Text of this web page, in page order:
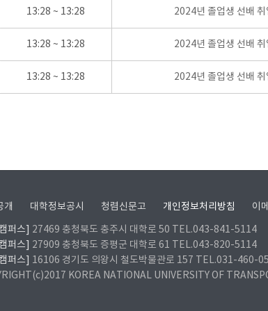
13:28 ~ 13:28 2024년 졸업생 선배
13:28 ~ 13:28 2024년 졸업생 선배
13:28 ~ 13:28 2024년 졸업생 선배
개 대학정보공시 청렴신문고 개인정보처리방침 이
퍼스]
27469 충청북도 충주시 대학로 50 TEL.043-841-5114
퍼스]
27909 충청북도 증평군 대학로 61 TEL.043-820-5114
퍼스]
16106 경기도 의왕시 철도박물관로 157 TEL.031-460-
KOREA NATIONAL UNIVERSITY OF